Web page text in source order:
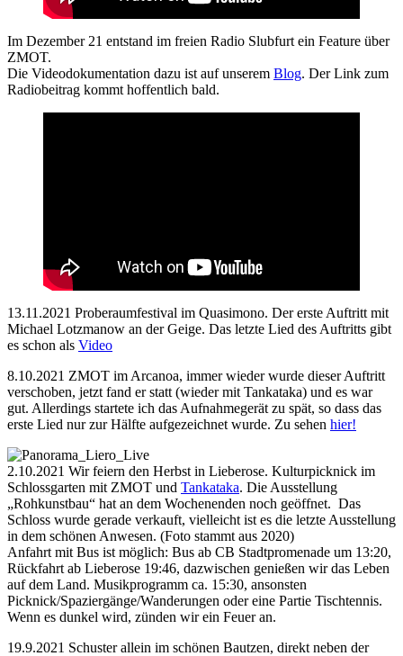
Im Dezember 21 entstand im freien Radio Slubfurt ein Feature über
ZMOT.
Die Videodokumentation dazu ist auf unserem Blog. Der Link zum
Radiobeitrag kommt hoffentlich bald.
13.11.2021 Proberaumfestival im Quasimono. Der erste Auftritt mit
Michael Lotzmanow an der Geige. Das letzte Lied des Auftritts gibt
es schon als Video
8.10.2021 ZMOT im Arcanoa, immer wieder wurde dieser Auftritt
verschoben, jetzt fand er statt (wieder mit Tankataka) und es war
gut. Allerdings startete ich das Aufnahmegerät zu spät, so dass das
erste Lied nur zur Hälfte aufgezeichnet wurde. Zu sehen hier!
2.10.2021 Wir feiern den Herbst in Lieberose. Kulturpicknick im
Schlossgarten mit ZMOT und Tankataka. Die Ausstellung
„Rohkunstbau“ hat an dem Wochenenden noch geöffnet. Das
Schloss wurde gerade verkauft, vielleicht ist es die letzte Ausstellung
in dem schönen Anwesen. (Foto stammt aus 2020)
Anfahrt mit Bus ist möglich: Bus ab CB Stadtpromenade um 13:20,
Rückfahrt ab Lieberose 19:46, dazwischen genießen wir das Leben
auf dem Land. Musikprogramm ca. 15:30, ansonsten
Picknick/Spaziergänge/Wanderungen oder eine Partie Tischtennis.
Wenn es dunkel wird, zünden wir ein Feuer an.
19.9.2021 Schuster allein im schönen Bautzen, direkt neben der